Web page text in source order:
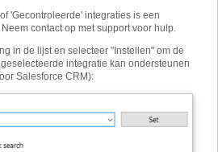
'Gecontroleerde' integraties is een
contact op met support voor hulp.
in de lijst en selecteer "Instellen" om de
integratie kan ondersteunen
Salesforce CRM):